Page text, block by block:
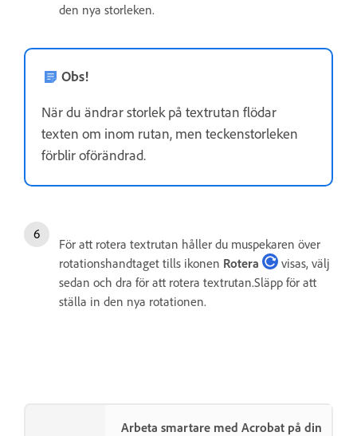
den nya storleken.
Obs!
När du ändrar storlek på textrutan flödar
texten om inom rutan, men teckenstorleken
förblir oförändrad.
För att rotera textrutan håller du muspekaren över
rotationshandtaget tills ikonen Rotera
visas, välj
sedan och dra för att rotera textrutan.Släpp för att
ställa in den nya rotationen.
Arbeta smartare med Acrobat på din